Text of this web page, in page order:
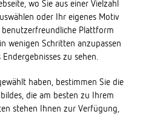
wo Sie aus einer Vielzahl
oder Ihr eigenes Motiv
benutzerfreundliche Plattform
wenigen Schritten anzupassen
zu sehen.
haben, bestimmen Sie die
die am besten zu Ihrem
stehen Ihnen zur Verfügung,